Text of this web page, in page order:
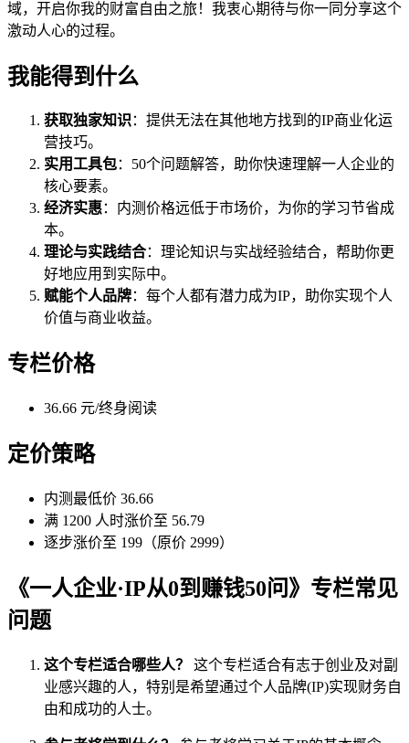
域，开启你我的财富自由之旅！我衷心期待与你一同分享这个
激动人心的过程。
我能得到什么
获取独家知识：提供无法在其他地方找到的IP商业化运
营技巧。
实用工具包：50个问题解答，助你快速理解一人企业的
核心要素。
经济实惠：内测价格远低于市场价，为你的学习节省成
本。
理论与实践结合：理论知识与实战经验结合，帮助你更
好地应用到实际中。
赋能个人品牌：每个人都有潜力成为IP，助你实现个人
价值与商业收益。
专栏价格
36.66 元/终身阅读
定价策略
内测最低价 36.66
满 1200 人时涨价至 56.79
逐步涨价至 199（原价 2999）
《一人企业·IP从0到赚钱50问》专栏常见
问题
这个专栏适合哪些人？
这个专栏适合有志于创业及对副
业感兴趣的人，特别是希望通过个人品牌(IP)实现财务自
由和成功的人士。